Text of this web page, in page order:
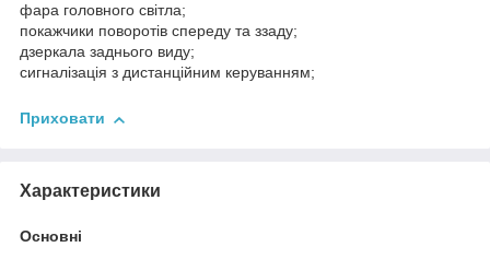
фара головного світла;
покажчики поворотів спереду та ззаду;
дзеркала заднього виду;
сигналізація з дистанційним керуванням;
Приховати
Характеристики
Основні